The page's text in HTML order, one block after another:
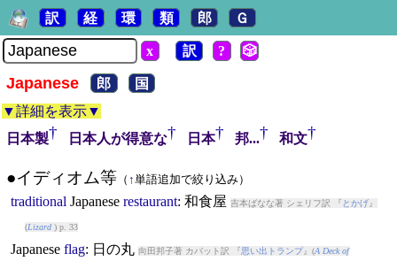
訳 経 環 類 郎 Ｇ
x 訳 ? 🎲
Japanese 郎
国
▼詳細を表示▼
日本製† 日本人が得意な† 日本† 邦...† 和文†
●イディオム等（ ↑単語追加で絞り込み）
traditional Japanese restaurant: 和食屋 吉本ばなな著 シェリフ訳 『 とかげ』
(Lizard) p. 33
Japanese flag: 日の丸 向田邦子著 カバット訳 『思い出トランプ』(A Deck of